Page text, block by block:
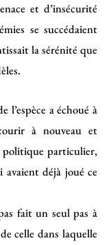
et d’insécurité
se succédaient
la sérénité que
a échoué à
à nouveau et
politique particulier,
déjà joué ce
fait un seul pas à
celle dans laquelle